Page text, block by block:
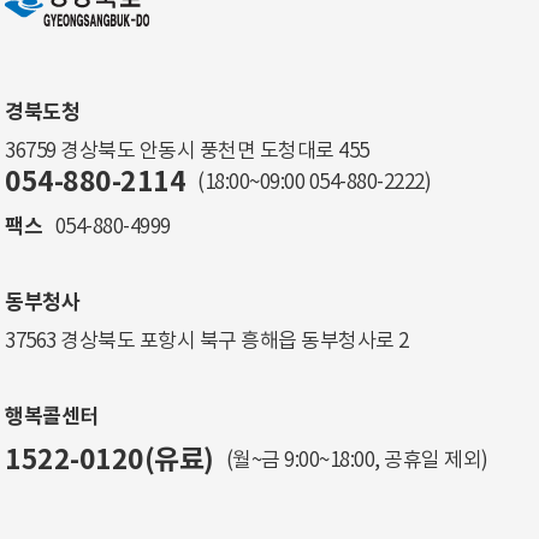
경북도청
36759 경상북도 안동시 풍천면 도청대로 455
054-880-2114 (18:00~09:00 054-880-2222)
팩스 054-880-4999
동부청사
37563 경상북도 포항시 북구 흥해읍 동부청사로 2
행복콜센터
1522-0120(유료) (월~금 9:00~18:00, 공휴일 제외)